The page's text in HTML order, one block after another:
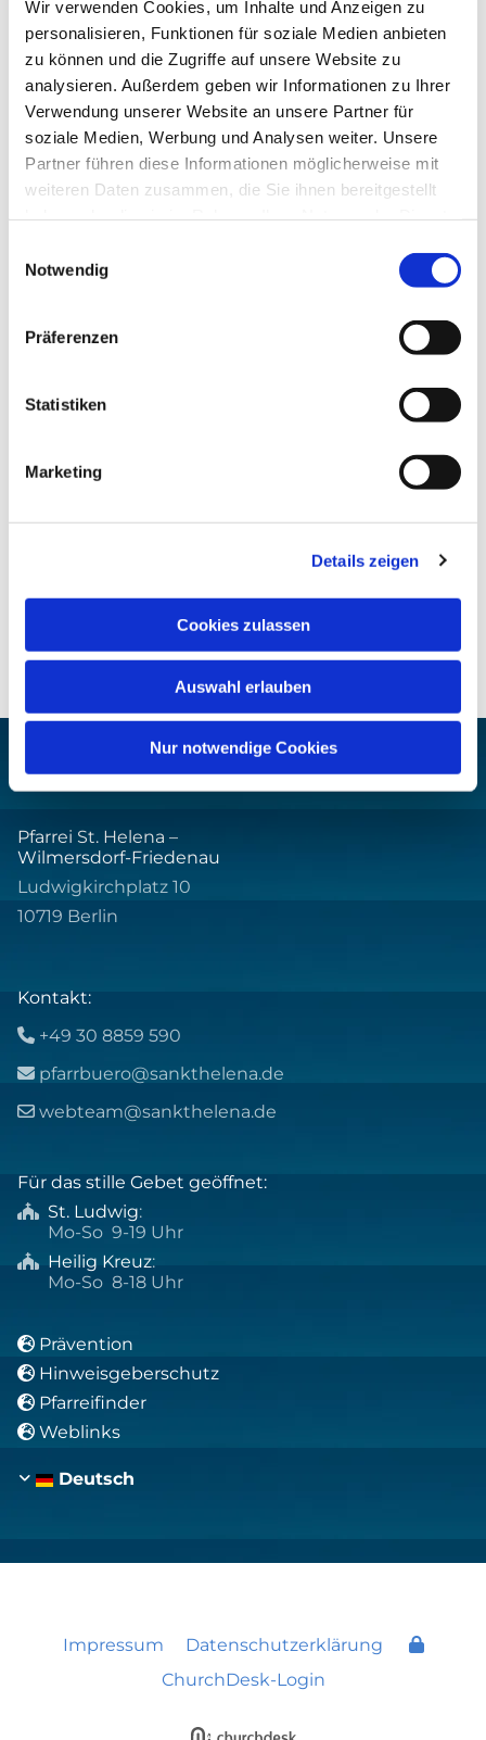
Wir verwenden Cookies, um Inhalte und Anzeigen zu
personalisieren, Funktionen für soziale Medien anbieten
zu können und die Zugriffe auf unsere Website zu
analysieren. Außerdem geben wir Informationen zu Ihrer
Verwendung unserer Website an unsere Partner für
soziale Medien, Werbung und Analysen weiter. Unsere
Partner führen diese Informationen möglicherweise mit
weiteren Daten zusammen, die Sie ihnen bereitgestellt
Notwendig
Präferenzen
Statistiken
Marketing
Details zeigen
Cookies zulassen
Auswahl erlauben
Nur notwendige Cookies
Dies könnte Sie auch
interessieren
Pfarrei St. Helena –
Wilmersdorf-Friedenau
Ludwigkirchplatz 10
10719 Berlin
Kontakt:
 +49 30 8859 590
 pfarrbuero@sankthelena.de
 webteam@sankthelena.de
Für das stille Gebet geöffnet:
 St. Ludwig:
Mo-So 9-19 Uhr
 Heilig Kreuz:
Mo-So 8-18 Uhr
 Prävention
 Hinweisgeberschutz
 Pfarreifinder
 Weblinks
Deutsch
Impressum
Datenschutzerklärung
ChurchDesk-Login